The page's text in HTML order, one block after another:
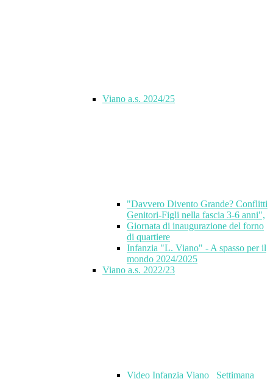
Viano a.s. 2024/25
"Davvero Divento Grande? Conflitti
Genitori-Figli nella fascia 3-6 anni",
Giornata di inaugurazione del forno
di quartiere
Infanzia "L. Viano" - A spasso per il
mondo 2024/2025
Viano a.s. 2022/23
Video Infanzia Viano_ Settimana